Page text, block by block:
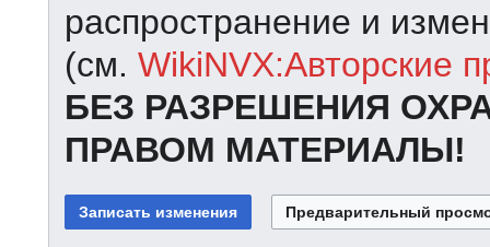
распространение и
(см. WikiNVX:Авторские
БЕЗ РАЗРЕШЕНИЯ
ПРАВОМ МАТЕРИАЛЫ!